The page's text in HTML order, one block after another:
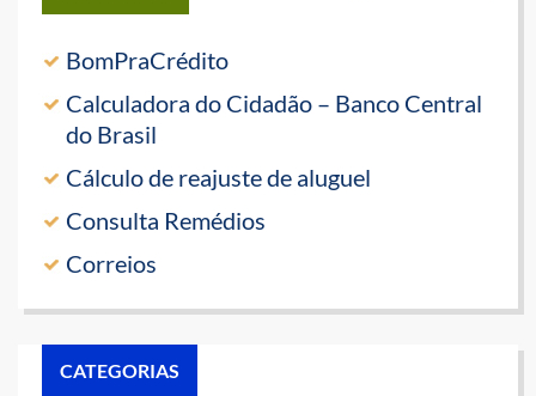
BomPraCrédito
Calculadora do Cidadão – Banco Central
do Brasil
Cálculo de reajuste de aluguel
Consulta Remédios
Correios
CATEGORIAS